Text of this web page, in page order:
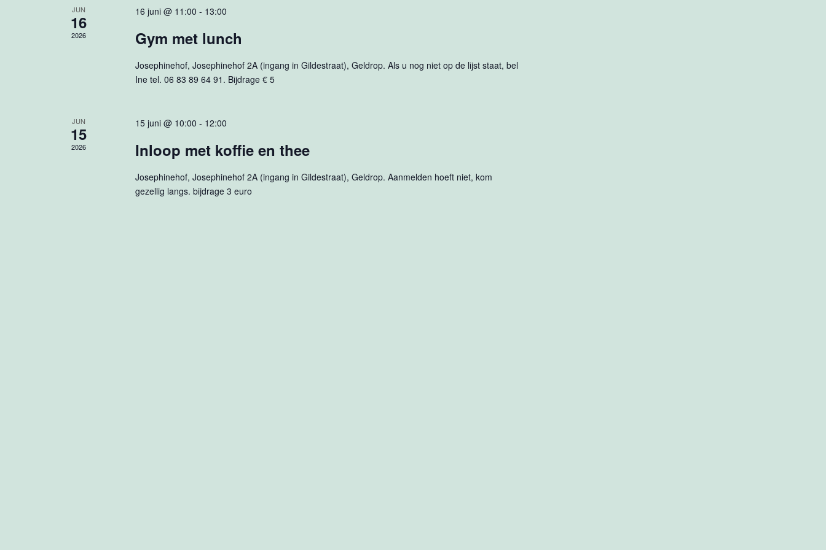
JUN
16
2026
16 juni @ 11:00 - 13:00
Gym met lunch
Josephinehof, Josephinehof 2A (ingang in Gildestraat), Geldrop. Als u nog niet op de lijst staat, bel
Ine tel. 06 83 89 64 91. Bijdrage € 5
JUN
15
2026
15 juni @ 10:00 - 12:00
Inloop met koffie en thee
Josephinehof, Josephinehof 2A (ingang in Gildestraat), Geldrop. Aanmelden hoeft niet, kom
gezellig langs. bijdrage 3 euro